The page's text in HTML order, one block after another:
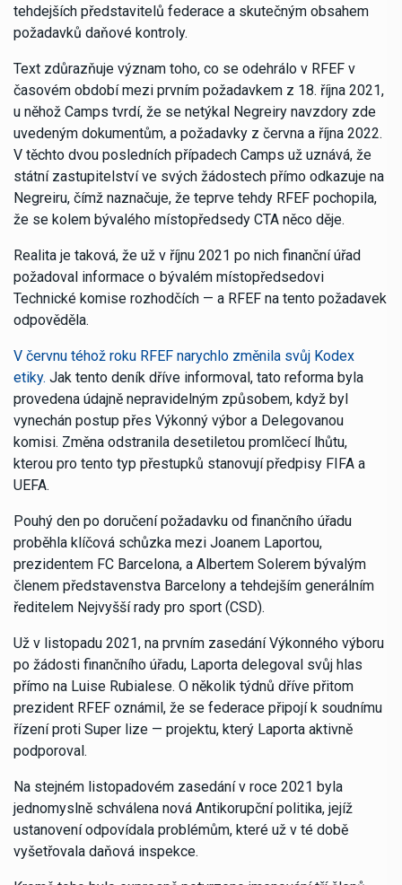
tehdejších představitelů federace a skutečným obsahem
požadavků daňové kontroly.
Text zdůrazňuje význam toho, co se odehrálo v RFEF v
časovém období mezi prvním požadavkem z 18. října 2021,
u něhož Camps tvrdí, že se netýkal Negreiry navzdory zde
uvedeným dokumentům, a požadavky z června a října 2022.
V těchto dvou posledních případech Camps už uznává, že
státní zastupitelství ve svých žádostech přímo odkazuje na
Negreiru, čímž naznačuje, že teprve tehdy RFEF pochopila,
že se kolem bývalého místopředsedy CTA něco děje.
Realita je taková, že už v říjnu 2021 po nich finanční úřad
požadoval informace o bývalém místopředsedovi
Technické komise rozhodčích — a RFEF na tento požadavek
odpověděla.
V červnu téhož roku RFEF narychlo změnila svůj Kodex
etiky. Jak tento deník dříve informoval, tato reforma byla
provedena údajně nepravidelným způsobem, když byl
vynechán postup přes Výkonný výbor a Delegovanou
komisi. Změna odstranila desetiletou promlčecí lhůtu,
kterou pro tento typ přestupků stanovují předpisy FIFA a
UEFA.
Pouhý den po doručení požadavku od finančního úřadu
proběhla klíčová schůzka mezi Joanem Laportou,
prezidentem FC Barcelona, a Albertem Solerem bývalým
členem představenstva Barcelony a tehdejším generálním
ředitelem Nejvyšší rady pro sport (CSD).
Už v listopadu 2021, na prvním zasedání Výkonného výboru
po žádosti finančního úřadu, Laporta delegoval svůj hlas
přímo na Luise Rubialese. O několik týdnů dříve přitom
prezident RFEF oznámil, že se federace připojí k soudnímu
řízení proti Super lize — projektu, který Laporta aktivně
podporoval.
Na stejném listopadovém zasedání v roce 2021 byla
jednomyslně schválena nová Antikorupční politika, jejíž
ustanovení odpovídala problémům, které už v té době
vyšetřovala daňová inspekce.